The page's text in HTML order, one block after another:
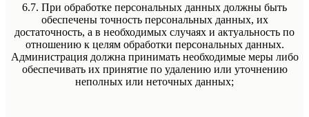
6.7. При обработке персональных данных должны быть
обеспечены точность персональных данных, их
достаточность, а в необходимых случаях и актуальность по
отношению к целям обработки персональных данных.
Администрация должна принимать необходимые меры либо
обеспечивать их принятие по удалению или уточнению
неполных или неточных данных;